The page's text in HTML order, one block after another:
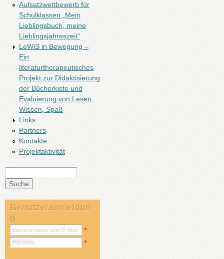
Aufsatzwettbewerb für
Schulklassen „Mein
Lieblingsbuch, meine
Lieblingsjahreszeit“
LeWiS in Bewegung –
Ein
literaturtherapeutisches
Projekt zur Didaktisierung
der Bücherkiste und
Evaluierung von Lesen,
Wissen, Spaß
Links
Partners
Kontakte
Projektaktivität
Suchformular
Benutzeranmeldun
g
Benutzername oder E-Mail-
Adresse
*
Passwort *